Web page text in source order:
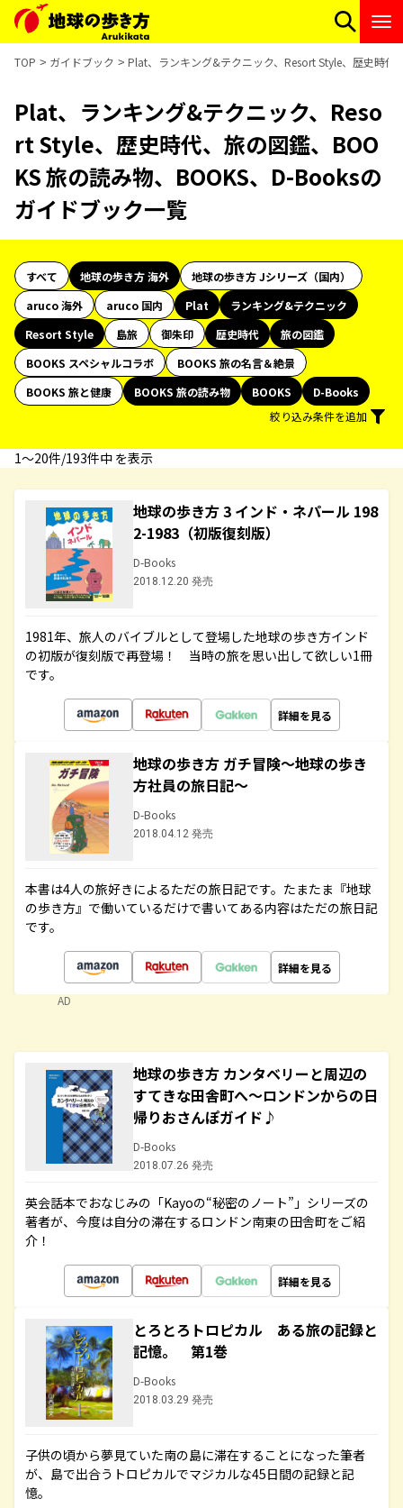
TOP ガイドブック Plat、ランキング&テクニック、Resort Style、歴史時代
Plat、ランキング&テクニック、Reso
rt Style、歴史時代、旅の図鑑、BOO
KS 旅の読み物、BOOKS、D-Booksの
ガイドブック一覧
すべて 地球の歩き方 海外
地球の歩き方 Jシリーズ（国内）
aruco 海外
aruco 国内 Plat
ランキング&テクニック
Resort Style
島旅 御朱印 歴史時代
旅の図鑑
BOOKS スペシャルコラボ
BOOKS 旅の名言＆絶景
BOOKS 旅と健康
BOOKS 旅の読み物 BOOKS
D-Books
絞り込み条件を追加
1〜20件/193件中 を表示
地球の歩き方 3 インド・ネパール 198
2-1983（初版復刻版）
D-Books
2018.12.20 発売
1981年、旅人のバイブルとして登場した地球の歩き方インド
の初版が復刻版で再登場！ 当時の旅を思い出して欲しい1冊
です。
詳細を見る
地球の歩き方 ガチ冒険～地球の歩き
方社員の旅日記～
D-Books
2018.04.12 発売
本書は4人の旅好きによるただの旅日記です。たまたま『地球
の歩き方』で働いているだけで書いてある内容はただの旅日記
です。
詳細を見る
AD
地球の歩き方 カンタベリーと周辺の
すてきな田舎町へ～ロンドンからの日
帰りおさんぽガイド♪
D-Books
2018.07.26 発売
英会話本でおなじみの「Kayoの“秘密のノート”」シリーズの
著者が、今度は自分の滞在するロンドン南東の田舎町をご紹
介！
詳細を見る
とろとろトロピカル ある旅の記録と
記憶。 第1巻
D-Books
2018.03.29 発売
子供の頃から夢見ていた南の島に滞在することになった筆者
が、島で出合うトロピカルでマジカルな45日間の記録と記
憶。